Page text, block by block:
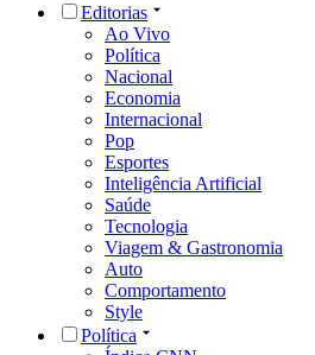
Editorias
Ao Vivo
Política
Nacional
Economia
Internacional
Pop
Esportes
Inteligência Artificial
Saúde
Tecnologia
Viagem & Gastronomia
Auto
Comportamento
Style
Política